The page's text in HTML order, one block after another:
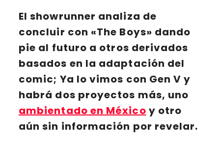
El showrunner analiza de
concluir con «The Boys» dando
pie al futuro a otros derivados
basados en la adaptación del
comic; Ya lo vimos con Gen V y
habrá dos proyectos más, uno
ambientado en México y otro
aún sin información por revelar.